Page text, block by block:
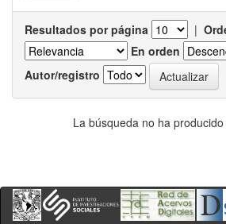
Resultados por página |
En orden
Autor/registro
La búsqueda no ha